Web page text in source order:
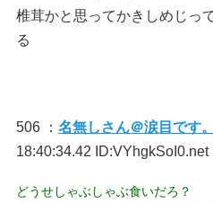
椎茸かと思ってかきしめじっ
る
506 ： 名無しさん＠涙目です。
18:40:34.42 ID:VYhgkSoI0.net
どうせしゃぶしゃぶ食いだろ？